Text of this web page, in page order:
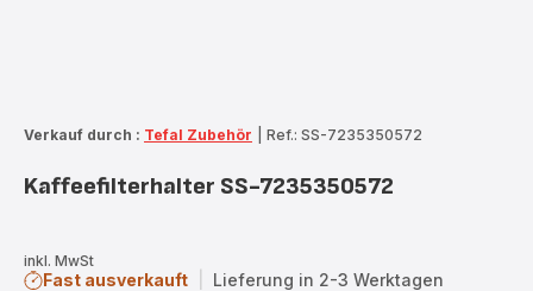
Verkauf durch : Tefal Zubehör Ref.: SS-7235350572
Kaffeefilterhalter SS-7235350572
inkl. MwSt
Fast ausverkauft Lieferung in 2-3 Werktagen